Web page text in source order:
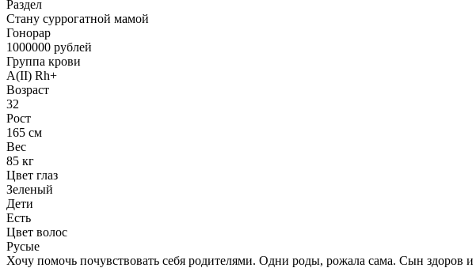
Раздел
Cтану суррогатной мамой
Гонoрар
1000000 рублей
Группа крови
A(II) Rh+
Возраст
32
Рост
165 см
Вес
85 кг
Цвет глаз
Зеленый
Дети
Есть
Цвет волос
Русые
Хочу помочь почувствовать себя родителями. Одни роды, рожала сама. Сын здоров